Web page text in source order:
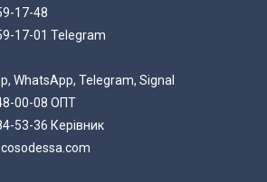
17-48
17-01 Telegram
WhatsApp, Telegram, Signal
00-08 ОПТ
53-36 Керівник